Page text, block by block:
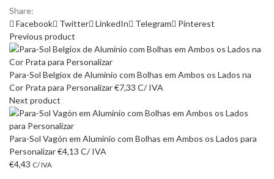
Share:
Facebook
Twitter LinkedIn Telegram
Pinterest
Previous product
Para-Sol Belgiox de Alumínio com Bolhas em Ambos os Lados na
Cor Prata para Personalizar€7,33 C/ IVA
Next product
Para-Sol Vagón em Alumínio com Bolhas em Ambos os Lados para
Personalizar€4,13 C/ IVA
€4,43 C/ IVA